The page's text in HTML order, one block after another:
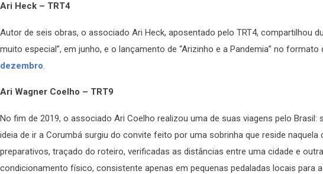
Ari Heck – TRT4
Autor de seis obras, o associado Ari Heck, aposentado pelo TRT4, compartilhou
muito especial”, em junho, e o lançamento de “Arizinho e a Pandemia” no
dezembro.
Ari Wagner Coelho – TRT9
No fim de 2019, o associado Ari Coelho realizou uma de suas viagens pelo Brasil:
ideia de ir a Corumbá surgiu do convite feito por uma sobrinha que reside
preparativos, traçado do roteiro, verificadas as distâncias entre uma cidade e
condicionamento físico, consistente apenas em pequenas pedaladas locais para